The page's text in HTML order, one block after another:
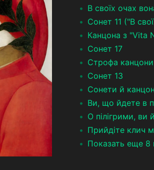
В своїх очах
Сонет 11 ("В
Канцона з "Vita
Сонет 17
Строфа канцони
Сонет 13
Сонети й
Ви, що йдете в
О пілігрими, ви
Прийдіте клич
Показать еще 8